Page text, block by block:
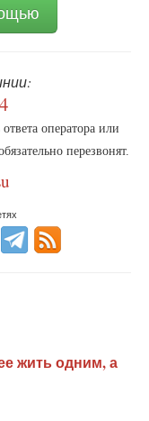
оператора или
перезвонят.
жить одним, а